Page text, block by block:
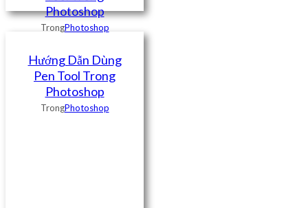
Photoshop
TrongPhotoshop
Hướng Dẫn Dùng
Pen Tool Trong
Photoshop
TrongPhotoshop